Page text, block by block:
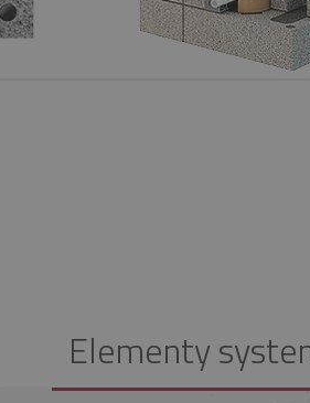
Elementy